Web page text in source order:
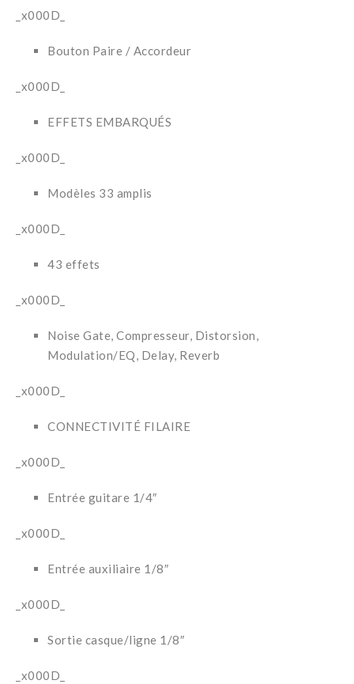
_x000D_
Bouton Paire / Accordeur
_x000D_
EFFETS EMBARQUÉS
_x000D_
Modèles 33 amplis
_x000D_
43 effets
_x000D_
Noise Gate, Compresseur, Distorsion,
Modulation/EQ, Delay, Reverb
_x000D_
CONNECTIVITÉ FILAIRE
_x000D_
Entrée guitare 1/4″
_x000D_
Entrée auxiliaire 1/8″
_x000D_
Sortie casque/ligne 1/8″
_x000D_